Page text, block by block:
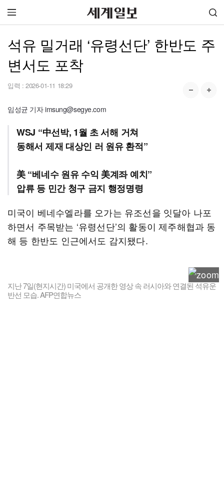
석유 밀거래 ‘유령선단’ 한반도 주
변서도 포착
입력 : 2026-01-11 18:29
임성균 기자 imsung@segye.com
WSJ “中선박, 1월 초 서해 거쳐
동해서 제재 대상인 러 원유 환적”
美 “베네수 원유 수익 美계좌 예치”
압류 등 민간 청구 금지 행정명령
미국이 베네수엘라를 오가는 유조선을 잇달아 나포
하면서 주목받는 ‘유령선단’의 활동이 제주해협과 동
해 등 한반도 인근에서도 감지됐다.
지난 7일(현지시간) 미국에서 공개한 영상 속 러시아와 연결된 석유운
반선 모습. AFP연합뉴스